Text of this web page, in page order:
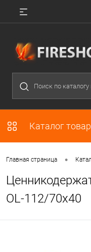
Каталог
Главная страница •
OL-112/70x40